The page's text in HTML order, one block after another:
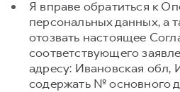
Я вправе обратиться к
персональных данных, а
отозвать настоящее
соответствующего
адресу: Ивановская обл,
содержать № основного